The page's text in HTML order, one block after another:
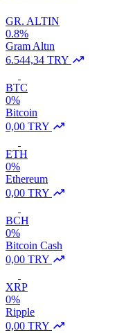
GR. ALTIN
0.8%
Gram Altın
6.544,34 TRY
BTC
0%
Bitcoin
0,00 TRY
ETH
0%
Ethereum
0,00 TRY
BCH
0%
Bitcoin Cash
0,00 TRY
XRP
0%
Ripple
0,00 TRY